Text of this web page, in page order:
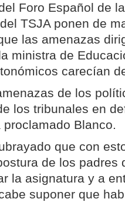
Foro Español de
TSJA ponen de
las amenazas
ministra de
carecían
de los
los tribunales en
Blanco.
que con
de los padres
la asignatura y a
suponer que